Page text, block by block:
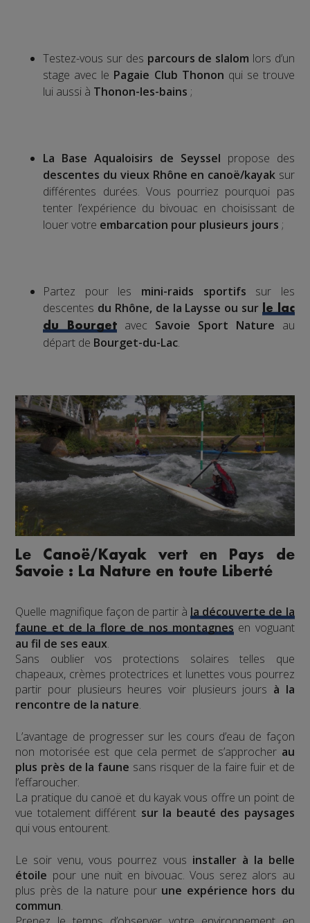
Testez-vous sur des parcours de slalom lors d’un
stage avec le Pagaie Club Thonon qui se trouve
lui aussi à Thonon-les-bains ;
La Base Aqualoisirs de Seyssel propose des
descentes du vieux Rhône en canoë/kayaksur
différentes durées. Vous pourriez pourquoi pas
tenter l’expérience du bivouac en choisissant de
louer votre embarcation pour plusieurs jours ;
Partez pour les mini-raids sportifs sur les
descentes du Rhône, de la Laysse ou sur
le lac
du Bourget
avec Savoie Sport Nature au
départ de Bourget-du-Lac.
Le Canoë/Kayak vert en Pays de
Savoie : La Nature en toute Liberté
Quelle magnifique façon de partir àla découverte de la
faune et de la flore de nos montagnesen voguant
au fil de ses eaux.
Sans oublier vos protections solaires telles que
chapeaux, crèmes protectrices et lunettes vous pourrez
partir pour plusieurs heures voir plusieurs jours à la
rencontre de la nature.
L’avantage de progresser sur les cours d’eau de façon
non motorisée est que cela permet de s’approcher au
plus près de la faune sans risquer de la faire fuir et de
l’effaroucher.
La pratique du canoë et du kayak vous offre un point de
vue totalement différent sur la beauté des paysages
qui vous entourent.
Le soir venu, vous pourrez vous installer à la belle
étoile pour une nuit en bivouac. Vous serez alors au
plus près de la nature pour une expérience hors du
commun.